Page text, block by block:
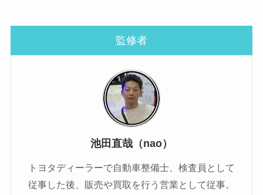
監修者
池田直哉（nao）
トヨタディーラーで自動車整備士、検査員として
従事した後、販売や買取を行う営業として従事。